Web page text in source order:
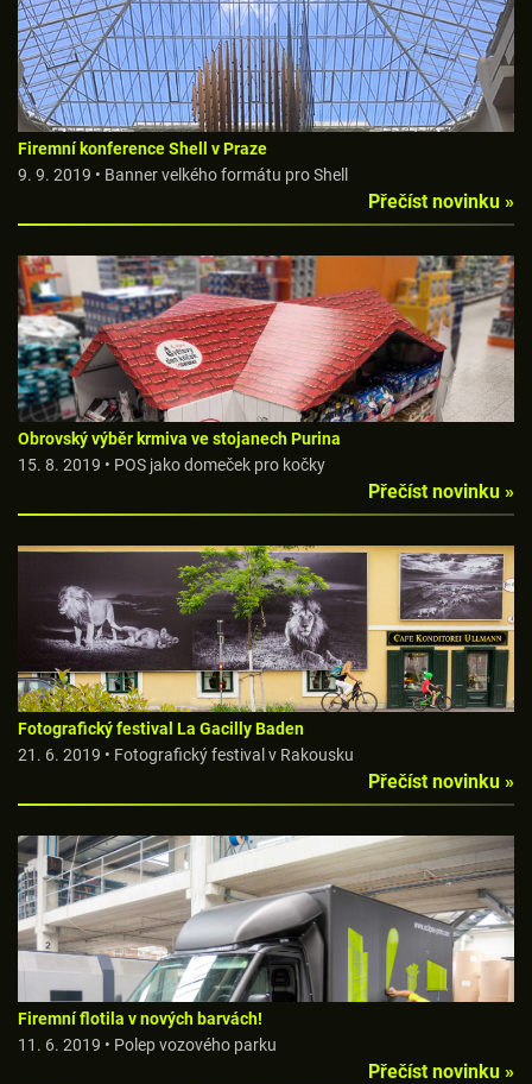
Firemní konference Shell v Praze
9. 9. 2019 • Banner velkého formátu pro Shell
Přečíst novinku »
Obrovský výběr krmiva ve stojanech Purina
15. 8. 2019 • POS jako domeček pro kočky
Přečíst novinku »
Fotografický festival La Gacilly Baden
21. 6. 2019 • Fotografický festival v Rakousku
Přečíst novinku »
Firemní flotila v nových barvách!
11. 6. 2019 • Polep vozového parku
Přečíst novinku »